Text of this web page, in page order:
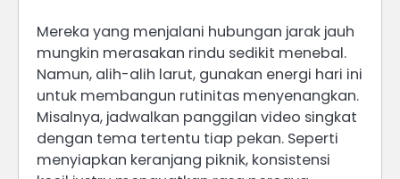
Mereka yang menjalani hubungan jarak jauh
mungkin merasakan rindu sedikit menebal.
Namun, alih-alih larut, gunakan energi hari ini
untuk membangun rutinitas menyenangkan.
Misalnya, jadwalkan panggilan video singkat
dengan tema tertentu tiap pekan. Seperti
menyiapkan keranjang piknik, konsistensi